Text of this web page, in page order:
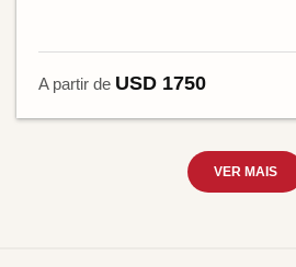
A partir de USD 1750
VER MAIS